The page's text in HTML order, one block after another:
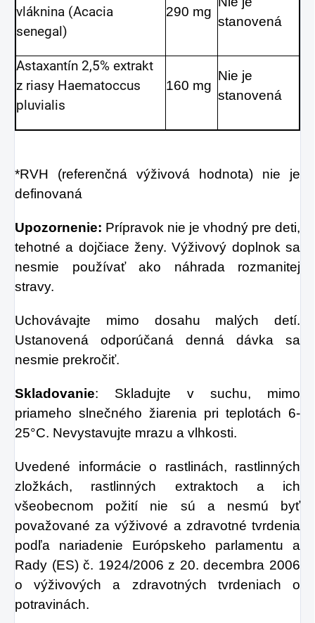
vláknina (Acacia
senegal)
290 mg
stanovená
Astaxantín 2,5% extrakt
z riasy Haematoccus
pluvialis
160 mg
Nie je
stanovená
*RVH (referenčná výživová hodnota) nie je
definovaná
Upozornenie: Prípravok nie je vhodný pre deti,
tehotné a dojčiace ženy. Výživový doplnok sa
nesmie používať ako náhrada rozmanitej
stravy.
Uchovávajte mimo dosahu malých detí.
Ustanovená odporúčaná denná dávka sa
nesmie prekročiť.
Skladovanie: Skladujte v suchu, mimo
priameho slnečného žiarenia pri teplotách 6-
25°C. Nevystavujte mrazu a vlhkosti.
Uvedené informácie o rastlinách, rastlinných
zložkách, rastlinných extraktoch a ich
všeobecnom požití nie sú a nesmú byť
považované za výživové a zdravotné tvrdenia
podľa nariadenie Európskeho parlamentu a
Rady (ES) č. 1924/2006 z 20. decembra 2006
o výživových a zdravotných tvrdeniach o
potravinách.